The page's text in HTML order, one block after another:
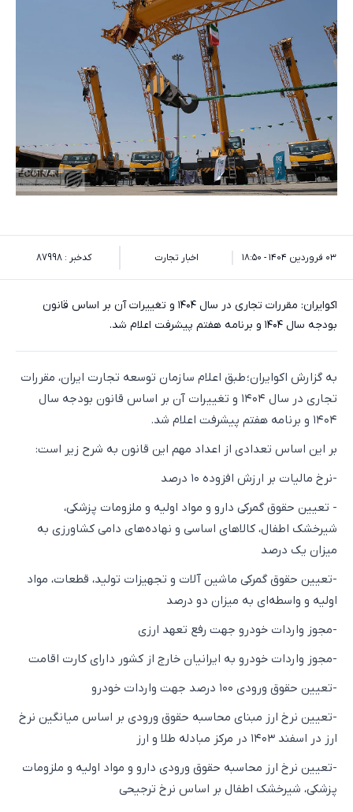
۰۳ فروردین ۱۴۰۴ - ۱۸:۵۰ اخبار تجارت کدخبر : 87998
اکوایران: ​مقررات تجاری در سال ۱۴۰۴ و تغییرات آن بر اساس قانون
بودجه سال ۱۴۰۴ و برنامه هفتم پیشرفت اعلام شد.
به گزارش اکوایران؛ طبق اعلام سازمان توسعه تجارت ایران، مقررات
تجاری در سال ۱۴۰۴ و تغییرات آن بر اساس قانون بودجه سال
۱۴۰۴ و برنامه هفتم پیشرفت اعلام شد.
بر این اساس تعدادی از اعداد مهم این قانون به شرح زیر است:
-نرخ مالیات بر ارزش افزوده ۱۰ درصد
- تعیین حقوق گمرکی دارو و مواد اولیه و ملزومات پزشکی،
شیرخشک اطفال، کالاهای اساسی و نهاده‌های دامی کشاورزی به
میزان یک درصد
-تعیین حقوق گمرکی ماشین آلات و تجهیزات تولید، قطعات، مواد
اولیه و واسطه‌ای به میزان دو درصد
-مجوز واردات خودرو جهت رفع تعهد ارزی
-مجوز واردات خودرو به ایرانیان خارج از کشور دارای کارت اقامت
-تعیین حقوق ورودی ۱۰۰ درصد جهت واردات خودرو
-تعیین نرخ ارز مبنای محاسبه حقوق ورودی بر اساس میانگین نرخ
ارز در اسفند ۱۴۰۳ در مرکز مبادله طلا و ارز
-تعیین نرخ ارز محاسبه حقوق ورودی دارو و مواد اولیه و ملزومات
پزشکی، شیرخشک اطفال بر اساس نرخ ترجیحی